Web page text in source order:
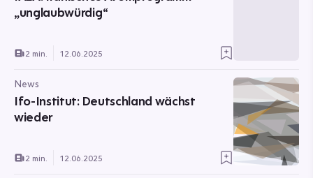
„unglaubwürdig“
2 min. 12.06.2025
News
Ifo-Institut: Deutschland wächst
wieder
2 min. 12.06.2025